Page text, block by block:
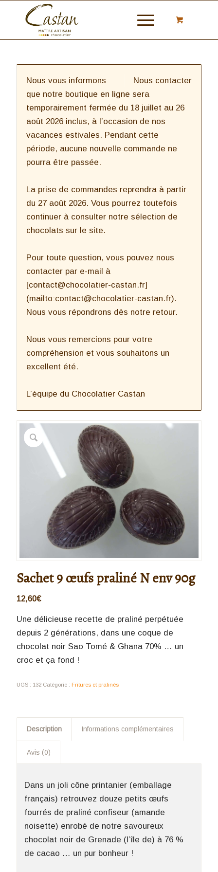
Nous contacter
Nous vous informons
que notre boutique en ligne sera
temporairement fermée du 18 juillet au 26
août 2026 inclus, à l’occasion de nos
vacances estivales. Pendant cette
période, aucune nouvelle commande ne
pourra être passée.
La prise de commandes reprendra à partir
du 27 août 2026. Vous pourrez toutefois
continuer à consulter notre sélection de
chocolats sur le site.
Pour toute question, vous pouvez nous
contacter par e-mail à
[contact@chocolatier-castan.fr]
(mailto:contact@chocolatier-castan.fr).
Nous vous répondrons dès notre retour.
Nous vous remercions pour votre
compréhension et vous souhaitons un
excellent été.
L’équipe du Chocolatier Castan
Sachet 9 œufs praliné N env 90g
12,60€
Une délicieuse recette de praliné perpétuée
depuis 2 générations, dans une coque de
chocolat noir Sao Tomé & Ghana 70% … un
croc et ça fond !
UGS : 132 Catégorie : Fritures et pralinés
Description Informations complémentaires
Avis (0)
Dans un joli cône printanier (emballage
français) retrouvez douze petits œufs
fourrés de praliné confiseur (amande
noisette) enrobé de notre savoureux
chocolat noir de Grenade (l’île de) à 76 %
de cacao … un pur bonheur !